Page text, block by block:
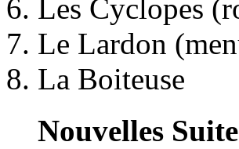
Les Cyclopes
Le Lardon
La Boiteuse
Nouvelles